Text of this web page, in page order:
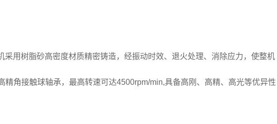
用树脂砂高密度材质精密铸造，经振动时效、退火处理、消除应力，使整机
角接触球轴承，最高转速可达4500rpm/min,具备高刚、高精、高光等优异性